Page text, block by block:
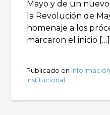
Mayo y de un
la Revolución de
homenaje a los
marcaron el inicio […]
Publicado en
Institucional